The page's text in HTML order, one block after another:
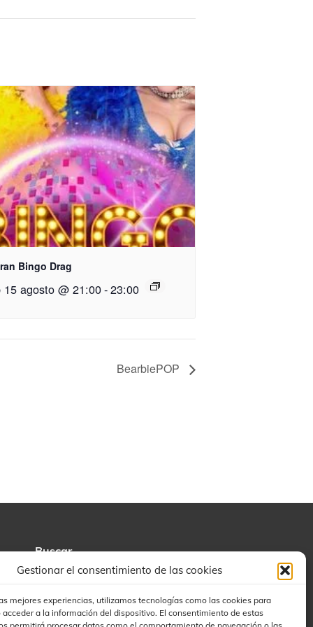
Gestionar el consentimiento de las cookies
mejores experiencias, utilizamos tecnologías como las cookies para
acceder a la información del dispositivo. El consentimiento de estas
Bingo Drag
15 agosto @ 21:00-23:00
BearbiePOP
Buscar